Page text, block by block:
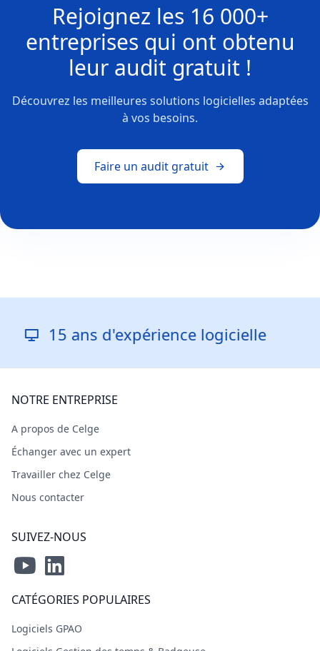
Rejoignez les 16 000+
entreprises qui ont obtenu
leur audit gratuit !
Découvrez les meilleures solutions logicielles adaptées
à vos besoins.
Faire un audit gratuit
d'expérience logicielle
NOTRE ENTREPRISE
A propos de Celge
Échanger avec un expert
Travailler chez Celge
Nous contacter
SUIVEZ-NOUS
CATÉGORIES POPULAIRES
Logiciels GPAO